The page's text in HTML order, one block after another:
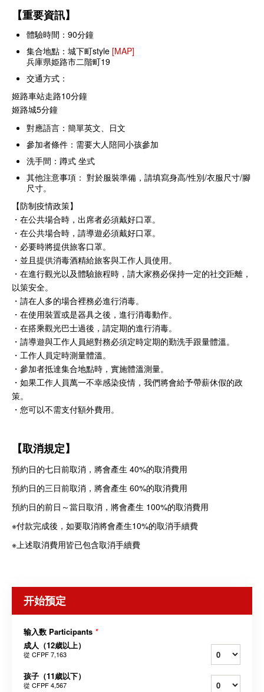
【重要資訊】
體驗時間：90分鐘
集合地點：城下町style [MAP]
兵庫県姫路市二階町19
交通方式：
姬路車站走路10分鐘
姬路城5分鐘
對應語言：簡單英文、日文
參加者條件：需要大人陪同小孩參加
洗手間：蹲式 坐式
其他注意事項： 對於服裝準備，請填寫身高/性別/衣服尺寸/腳
尺寸。
【防制疫情政策】
・在公共場合時，出席者必須戴好口罩。
・在公共場合時，請導遊必須戴好口罩。
・必要時將提供旅客口罩。
・並且提供消毒酒精給旅客與工作人員使用。
・在進行觀光以及體驗旅程時，請大家務必保持一定的社交距離，
以策安全。
・請在人多的場合裡務必進行消毒。
・在使用裝置或是器具之後，進行消毒動作。
・在搭乘觀光巴士過後，請定期的進行消毒。
・請導遊與工作人員絕對務必須定時定期的勤洗手跟量體溫。
・工作人員定時測量體溫。
・參加者抵達集合地點時，實施體溫測量。
・如果工作人員萬一不幸感染疫情，我們將會給予帶薪休假的政
策。
・您可以不需支付額外費用。
【取消規定】
預約日的七日前取消，將會產生 40%的取消費用
預約日的三日前取消，將會產生 60%的取消費用
預約日的前日～當日取消，將會產生 100%的取消費用
※付款完成後，如要取消將會產生10%的取消手續費
※上述取消費用皆已包含取消手續費
开始预定
输入数 Participants *
成人（12歳以上）
從 CFPF 7,163
孩子（11歳以下）
從 CFPF 4,567